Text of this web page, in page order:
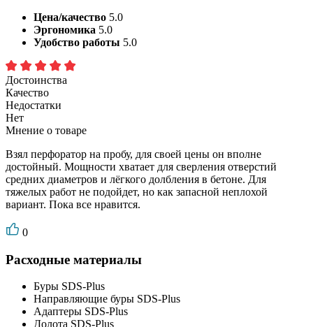
Цена/качество 5.0
Эргономика 5.0
Удобство работы 5.0
Достоинства
Качество
Недостатки
Нет
Мнение о товаре
Взял перфоратор на пробу, для своей цены он вполне
достойный. Мощности хватает для сверления отверстий
средних диаметров и лёгкого долбления в бетоне. Для
тяжелых работ не подойдет, но как запасной неплохой
вариант. Пока все нравится.
0
Расходные материалы
Буры SDS-Plus
Направляющие буры SDS-Plus
Адаптеры SDS-Plus
Долота SDS-Plus